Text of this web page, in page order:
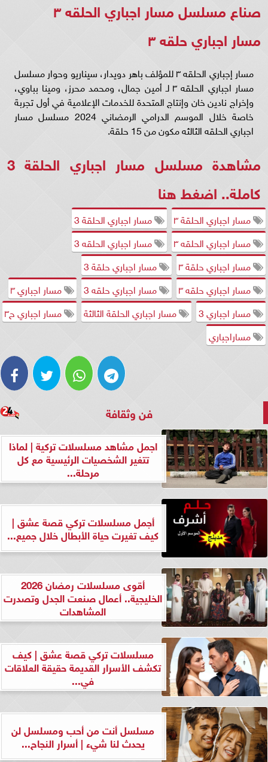
صناع مسلسل مسار اجباري الحلقه ٣
مسار اجباري حلقه ٣
مسار إجباري الحلقه ٣ للمؤلف باهر دويدار، سيناريو وحوار مسلسل
مسار اجباري الحلقه ٣ لـ أمين جمال، ومحمد محرز، ومينا بباوي،
وإخراج نادين خان وإنتاج المتحدة للخدمات الإعلامية في أول تجربة
خاصة خلال الموسم الدرامي الرمضاني 2024 مسلسل مسار
اجباري الحلقه الثالثه مكون من 15 حلقة.
مشاهدة مسلسل مسار اجباري الحلقة 3
كاملة.. اضغط هنا
مسار اجباري الحلقة ٣
مسار اجباري الحلقة 3
مسار اجباري الحلقه ٣
مسار اجباري الحلقه 3
مسار اجباري حلقة ٣
مسار اجباري حلقة 3
مسار اجباري حلقه ٣
مسار اجباري حلقه 3
مسار اجباري ٣
مسار اجباري 3
مسار اجباري الحلقة الثالثة
مسار اجباري ح٣
مساراجباري
فن وثقافة
اجمل مشاهد مسلسلات تركية | لماذا
تتغير الشخصيات الرئيسية مع كل
مرحلة...
أجمل مسلسلات تركي قصة عشق |
كيف تغيرت حياة الأبطال خلال جميع...
أقوى مسلسلات رمضان 2026
الخليجية.. أعمال صنعت الجدل وتصدرت
المشاهدات
مسلسلات تركي قصة عشق | كيف
تكشف الأسرار القديمة حقيقة العلاقات
في...
مسلسل أنت من أحب ومسلسل لن
يحدث لنا شيء | أسرار النجاح...